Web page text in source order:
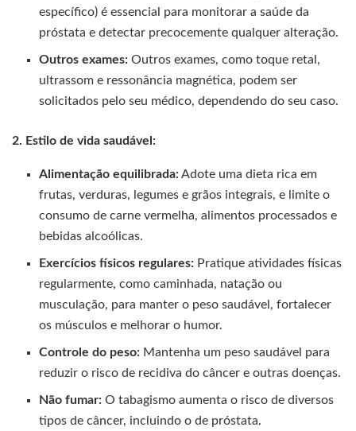
específico) é essencial para monitorar a saúde da
próstata e detectar precocemente qualquer alteração.
Outros exames: Outros exames, como toque retal,
ultrassom e ressonância magnética, podem ser
solicitados pelo seu médico, dependendo do seu caso.
2. Estilo de vida saudável:
Alimentação equilibrada:Adote uma dieta rica em
frutas, verduras, legumes e grãos integrais, e limite o
consumo de carne vermelha, alimentos processados e
bebidas alcoólicas.
Exercícios físicos regulares: Pratique atividades físicas
regularmente, como caminhada, natação ou
musculação, para manter o peso saudável, fortalecer
os músculos e melhorar o humor.
Controle do peso: Mantenha um peso saudável para
reduzir o risco de recidiva do câncer e outras doenças.
Não fumar: O tabagismo aumenta o risco de diversos
tipos de câncer, incluindo o de próstata.